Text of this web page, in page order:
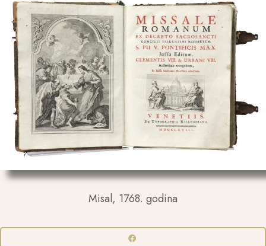
Misal, 1768. godina